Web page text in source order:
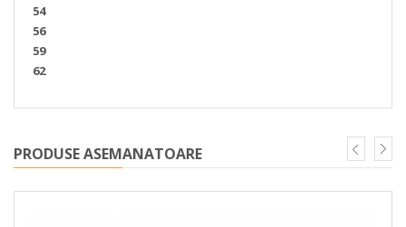
54
56
59
62
PRODUSE ASEMANATOARE